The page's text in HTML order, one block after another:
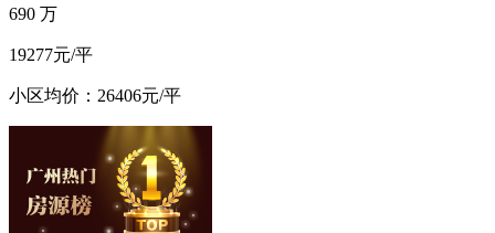
690 万
19277元/平
小区均价：26406元/平